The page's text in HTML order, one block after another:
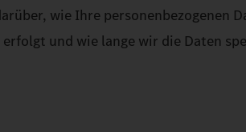
wie Ihre personenbezogenen
und wie lange wir die Daten